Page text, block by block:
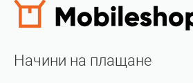
Начини на плащане